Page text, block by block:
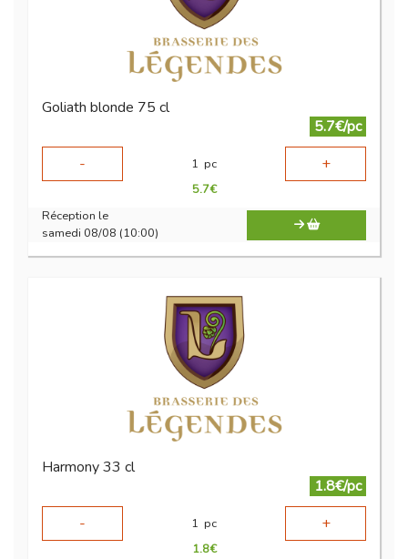
Goliath blonde 75 cl
5.7€/pc
-
1 pc +
5.7€
Réception le
samedi 08/08 (10:00)
Harmony 33 cl
1.8€/pc
-
1 pc +
1.8€